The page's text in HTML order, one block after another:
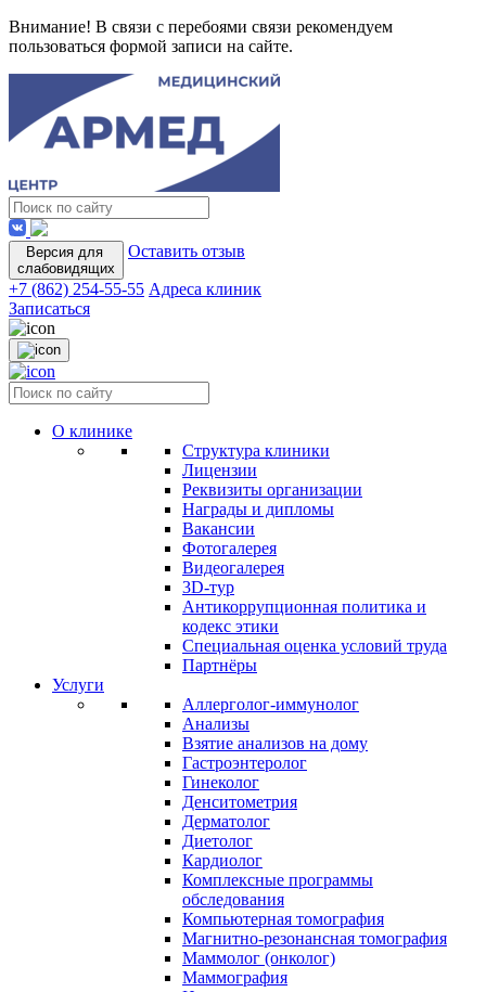
Внимание! В связи с перебоями связи рекомендуем
пользоваться формой записи на сайте.
Версия для
слабовидящих
Оставить отзыв
+7 (862) 254-55-55 Адреса клиник
Записаться
О клинике
Структура клиники
Лицензии
Реквизиты организации
Награды и дипломы
Вакансии
Фотогалерея
Видеогалерея
3D-тур
Антикоррупционная политика и
кодекс этики
Специальная оценка условий труда
Партнёры
Услуги
Аллерголог-иммунолог
Анализы
Взятие анализов на дому
Гастроэнтеролог
Гинеколог
Денситометрия
Дерматолог
Диетолог
Кардиолог
Комплексные программы
обследования
Компьютерная томография
Магнитно-резонансная томография
Маммолог (онколог)
Маммография